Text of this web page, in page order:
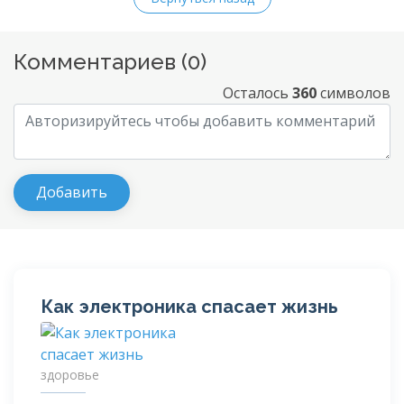
Комментариев (0)
Осталось 360символов
Как электроника спасает жизнь
здоровье